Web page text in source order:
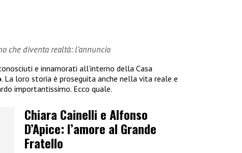
che diventa realtà: l’annuncio
e innamorati all’interno della Casa
. La loro storia è proseguita anche nella vita reale e
importantissimo. Ecco quale.
Chiara Cainelli e Alfonso
D’Apice: l’amore al Grande
Fratello